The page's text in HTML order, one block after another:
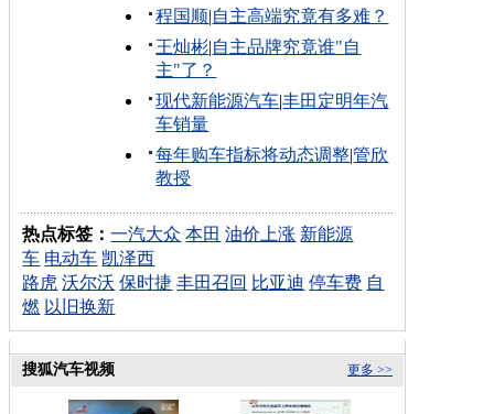
程国顺|自主高端究竟有多难？
王灿彬|自主品牌究竟谁"自
主"了？
现代新能源汽车|丰田定明年汽
车销量
每年购车指标将动态调整|管欣
教授
热点标签：一汽大众 本田 油价上涨 新能源
车 电动车 凯泽西
路虎 沃尔沃 保时捷 丰田召回 比亚迪 停车费 自
燃 以旧换新
更多 >>
搜狐汽车视频